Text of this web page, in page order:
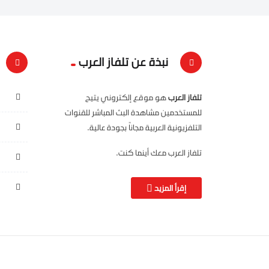
نبذة عن تلفاز العرب
تلفاز العربهو موقع إلكتروني يتيح
للمستخدمين مشاهدة البث المباشر للقنوات
التلفزيونية العربية مجاناً بجودة عالية.
تلفاز العرب معك أينما كنت.
إقرأ المزيد